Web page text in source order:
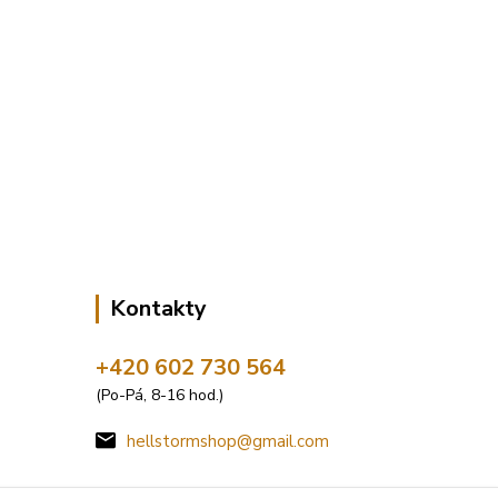
Kontakty
+420 602 730 564
(Po-Pá, 8-16 hod.)
hellstormshop@gmail.com